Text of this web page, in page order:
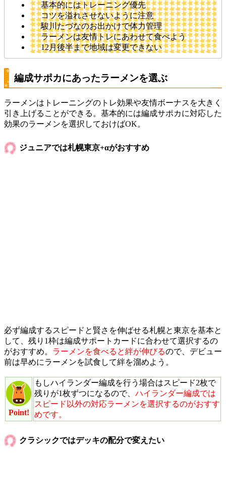
基本的にはトレーニング優先
コツを溢れさせないように注意
駿川たづなのお出かけで体力管理
ラーメンは友情トレにあわせて食べよう
12月後半まで地域は変更できない
編成サポカにあったラーメンを選ぶ
ラーメンはトレーニングのトレ効果や友情ボーナスを大きく
引き上げることができる。基本的には編成サポカに対応した
効果のラーメンを選択しておけばOK。
ジュニアでは札幌東京+αがおすすめ
必ず編成するスピードと賢さを伸ばせる札幌と東京を基本と
して、残り1枠は編成サポートカードに合わせて選択するの
がおすすめ。 ラーメンを食べると絆が伸びるので、デビュー
前は早めにラーメンを試食して絆を溜めよう。
Point!
もしハイランダー編成を行う場合はスピード2枚で
残りが1枚ずつになるので、 ハイランダー編成では
スピード以外の対応ラーメンを選択するのがおすす
めです。
クラシックではデッキの配分で変えたい